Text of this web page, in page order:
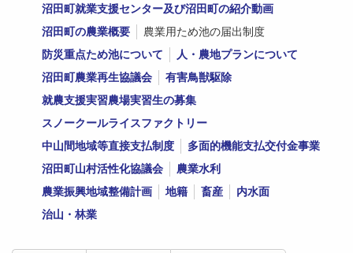
沼田町就業支援センター及び沼田町の紹介動画
沼田町の農業概要
農業用ため池の届出制度
防災重点ため池について
人・農地プランについて
沼田町農業再生協議会
有害鳥獣駆除
就農支援実習農場実習生の募集
スノークールライスファクトリー
中山間地域等直接支払制度
多面的機能支払交付金事業
沼田町山村活性化協議会
農業水利
農業振興地域整備計画
地籍 畜産
内水面
治山・林業